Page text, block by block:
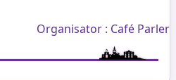
Organisator : Café Parler